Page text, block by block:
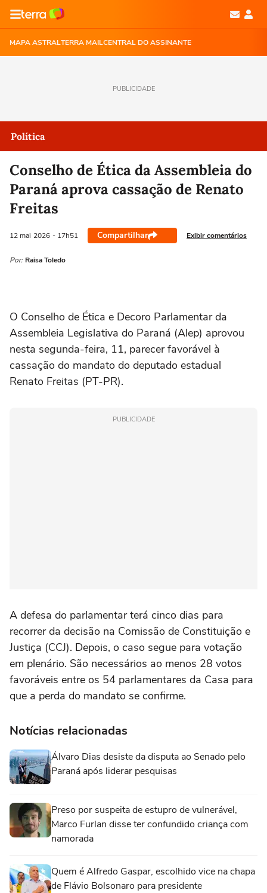
MAPA ASTRALTERRA MAILCENTRAL DO ASSINANTE
PUBLICIDADE
Política
Conselho de Ética da Assembleia do
Paraná aprova cassação de Renato
Freitas
12 mai 2026 - 17h51 Compartilhar Exibir comentários
Por: Raisa Toledo
O Conselho de Ética e Decoro Parlamentar da
Assembleia Legislativa do Paraná (Alep) aprovou
nesta segunda-feira, 11, parecer favorável à
cassação do mandato do deputado estadual
Renato Freitas (PT-PR).
PUBLICIDADE
A defesa do parlamentar terá cinco dias para
recorrer da decisão na Comissão de Constituição e
Justiça (CCJ). Depois, o caso segue para votação
em plenário. São necessários ao menos 28 votos
favoráveis entre os 54 parlamentares da Casa para
que a perda do mandato se confirme.
Notícias relacionadas
Álvaro Dias desiste da disputa ao Senado pelo
Paraná após liderar pesquisas
Preso por suspeita de estupro de vulnerável,
Marco Furlan disse ter confundido criança com
namorada
Quem é Alfredo Gaspar, escolhido vice na chapa
de Flávio Bolsonaro para presidente